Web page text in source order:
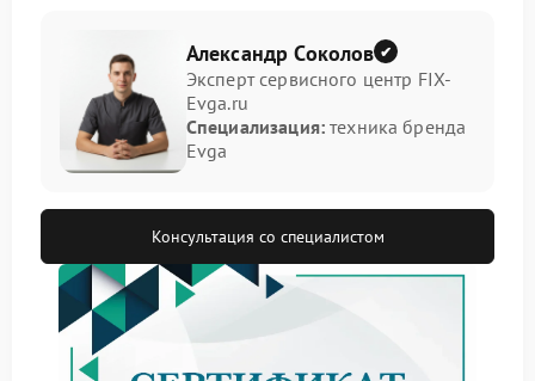
Почему возникает эта проблема
Сложности при установке драйвера обусловлены
несколькими факторами. Первичная диагностика
позволяет определить главную причину. Основные
Наличие в системе конфликтующих
программных компонентов.
Аппаратная неисправность графического чипа
или памяти.
Некорректные настройки или данные в
прошивке видеокарты.
Александр Соколов
Эксперт сервисного центр FIX-
Evga.ru
Специализация:техника бренда
Evga
Консультация со специалистом